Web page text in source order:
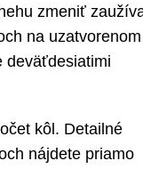
zmeniť
na
deväťdesiatimi
kôl. Detailné
nájdete priamo